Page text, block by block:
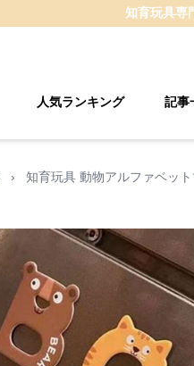
知育玩具専
人気ランキング 記事
› 知育玩具 動物アルファベット